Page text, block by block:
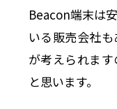
Beacon端末は
いる販売会社
が考えられま
と思います。